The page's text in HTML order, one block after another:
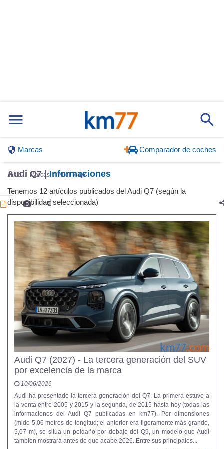
Marcas Comparador de coches
Inicio Marcas Audi Q7
Audi Q7 |Informaciones
Tenemos 12 artículos publicados del Audi Q7 (según la
disponibilidad seleccionada)
Audi Q7 (2027) - La tercera generación del SUV
por excelencia de la marca
10/06/2026
Audi ha presentado la tercera generación del Q7. La primera estuvo a
la venta entre 2005 y 2015 y la segunda, de 2015 hasta hoy (todas las
informaciones del Audi Q7 publicadas en km77). Por dimensiones
(mide 5,06 metros de longitud; el anterior era ligeramente más grande,
5,07 m), se sitúa un peldaño por debajo del Q9, un modelo que Audi
también mostrará antes de que acabe 2026. Entre sus principales...